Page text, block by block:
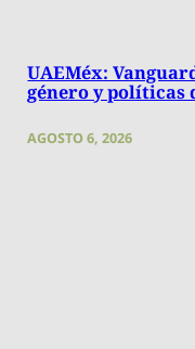
UAEMéx:
género y políticas
AGOSTO 6, 2026